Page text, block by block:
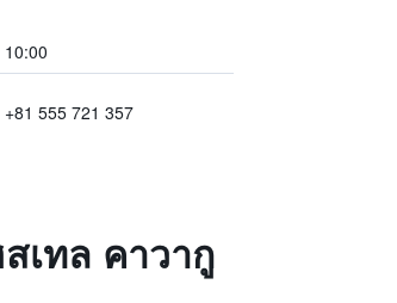
10:00
+81 555 721 357
เทล คาวากู